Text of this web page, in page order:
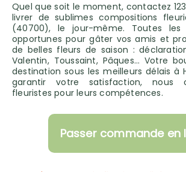
Quel que soit le moment, contactez
livrer de sublimes compositions
(40700), le jour-même. Toutes les
opportunes pour gâter vos amis et
de belles fleurs de saison :
Valentin, Toussaint, Pâques… Votre
destination sous les meilleurs délais à
garantir votre satisfaction, nous
fleuristes pour leurs compétences.
Passer commande en